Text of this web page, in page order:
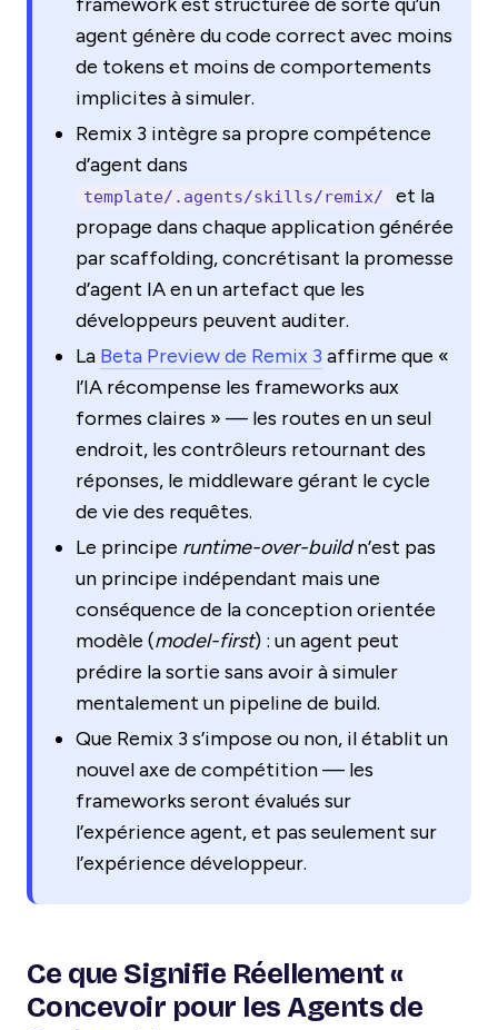
agent génère du code correct avec moins
de tokens et moins de comportements
implicites à simuler.
Remix 3 intègre sa propre compétence
d’agent dans
template/.agents/skills/remix/
et la
propage dans chaque application générée
par scaffolding, concrétisant la promesse
d’agent IA en un artefact que les
développeurs peuvent auditer.
La Beta Preview de Remix 3 affirme que «
l’IA récompense les frameworks aux
formes claires » — les routes en un seul
endroit, les contrôleurs retournant des
réponses, le middleware gérant le cycle
de vie des requêtes.
Le principe runtime-over-buildn’est pas
un principe indépendant mais une
conséquence de la conception orientée
modèle (model-first) : un agent peut
prédire la sortie sans avoir à simuler
mentalement un pipeline de build.
Que Remix 3 s’impose ou non, il établit un
nouvel axe de compétition — les
frameworks seront évalués sur
l’expérience agent, et pas seulement sur
l’expérience développeur.
Ce que Signifie Réellement «
Concevoir pour les Agents de